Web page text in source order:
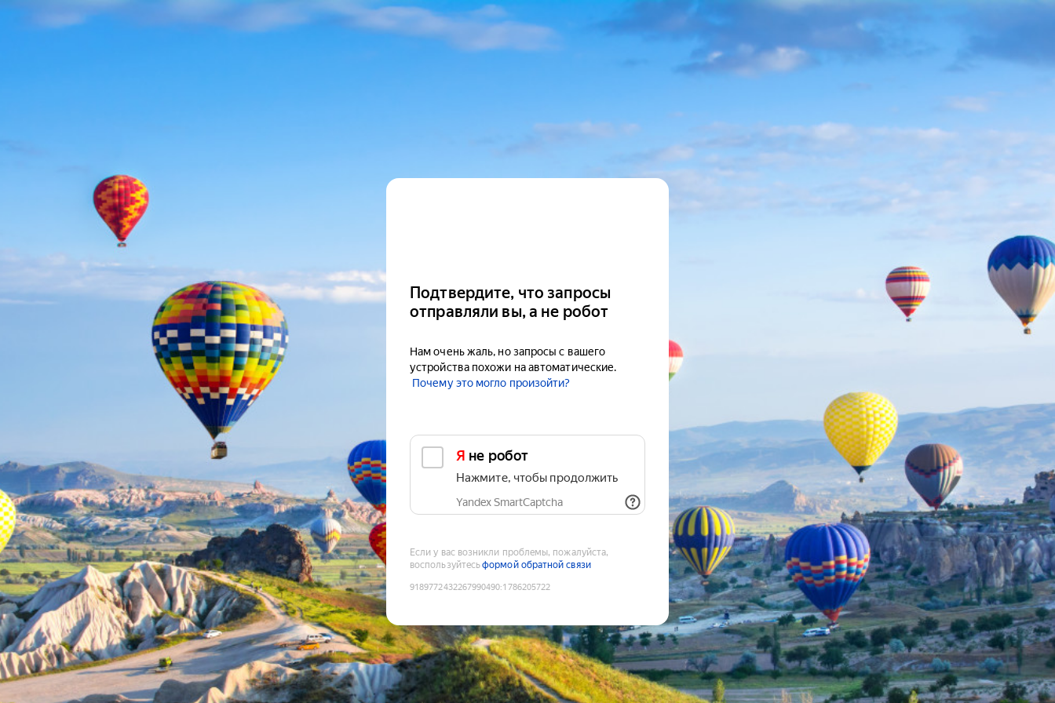
Подтвердите, что запросы
отправляли вы, а не робот
Нам очень жаль, но запросы с вашего
устройства похожи на автоматические.
Почему это могло произойти?
Я не робот
Нажмите, чтобы продолжить
Yandex SmartCaptcha
Если у вас возникли проблемы, пожалуйста,
воспользуйтесьформой обратной связи
9189772432267990490:1786205722